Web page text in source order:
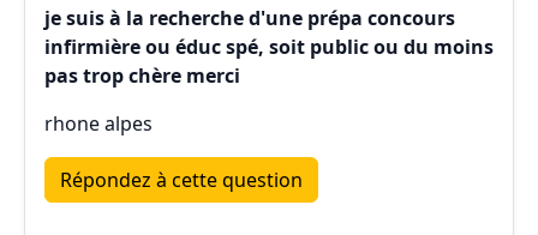
je suis à la recherche d'une prépa concours
infirmière ou éduc spé, soit public ou du moins
pas trop chère merci
rhone alpes
Répondez à cette question